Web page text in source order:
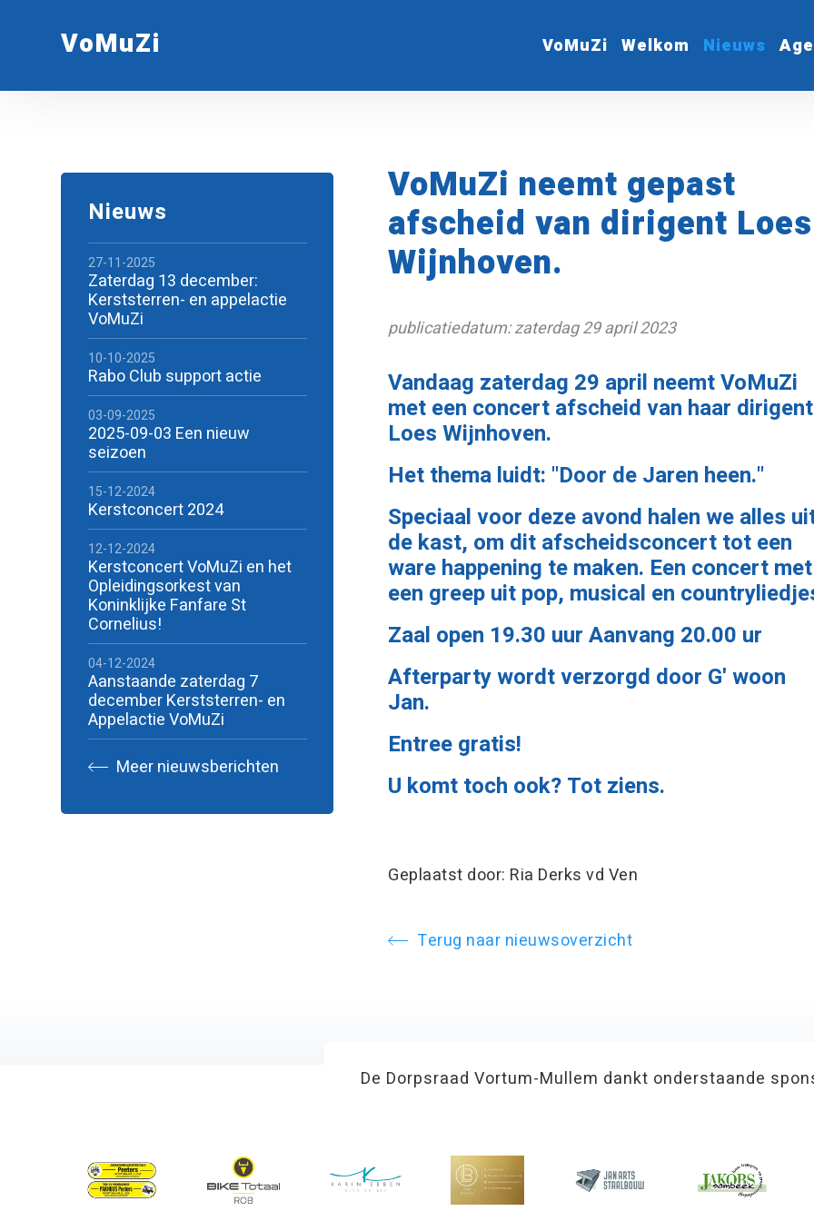
VoMuZi VoMuZi Welkom Nieuws
VoMuZi neemt gepast
afscheid van dirigent Loes
Wijnhoven.
publicatiedatum: zaterdag 29 april 2023
Vandaag zaterdag 29 april neemt VoMuZi
met een concert afscheid van haar dirigent
Loes Wijnhoven.
Het thema luidt: "Door de Jaren heen."
Speciaal voor deze avond halen we alles
de kast, om dit afscheidsconcert tot een
ware happening te maken. Een concert met
een greep uit pop, musical en
Zaal open 19.30 uur Aanvang 20.00 ur
Afterparty wordt verzorgd door G' woon
Jan.
Entree gratis!
U komt toch ook? Tot ziens.
Geplaatst door: Ria Derks vd Ven
Terug naar nieuwsoverzicht
Nieuws
27-11-2025
Zaterdag 13 december:
Kerststerren- en appelactie
VoMuZi
10-10-2025
Rabo Club support actie
03-09-2025
2025-09-03 Een nieuw
seizoen
15-12-2024
Kerstconcert 2024
12-12-2024
Kerstconcert VoMuZi en het
Opleidingsorkest van
Koninklijke Fanfare St
Cornelius!
04-12-2024
Aanstaande zaterdag 7
december Kerststerren- en
Appelactie VoMuZi
Meer nieuwsberichten
De Dorpsraad Vortum-Mullem dankt onderstaande